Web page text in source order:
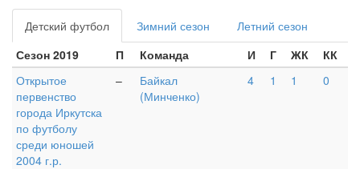
Детский футбол Зимний сезон
Летний сезон
Сезон 2019
П Команда И Г ЖК
КК
Открытое
первенство
города Иркутска
по футболу
среди юношей
2004 г.р.
–
Байкал
(Минченко)
4 1 1 0